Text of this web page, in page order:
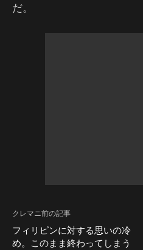
だ。
クレマニ前の記事
フィリピンに対する思いの冷
め。このまま終わってしまう